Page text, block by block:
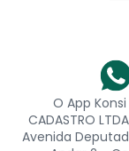
O App Konsi
CADASTRO
Avenida